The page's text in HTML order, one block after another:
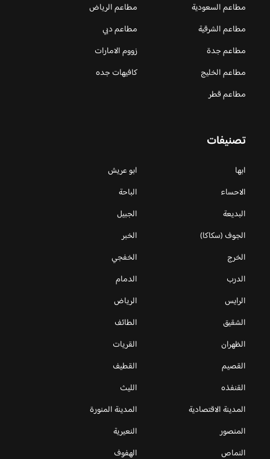
مطاعم السعودية
مطاعم الرياض
مطاعم الشرقية
مطاعم دبي
مطاعم جدة
زووم الامارات
مطاعم الخليج
كافيهات جده
مطاعم قطر
تصنيفات
ابها
ابو عريش
الاحساء
الباحة
البديعة
الجبيل
الجوف (سكاكا)
الخبر
الخرج
الخفجي
الدرب
الدمام
الرايس
الرياض
الشقيق
الطائف
الظهران
القريات
القصيم
القطيف
القنفذه
الليث
المدينة الاقتصادية
المدينة المنورة
المنصور
النعيرية
النماص
الهفوف